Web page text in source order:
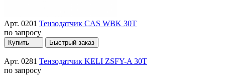
Арт. 0201 Тензодатчик CAS WBK 30T
по запросу
Купить Быстрый заказ
Арт. 0281 Тензодатчик KELI ZSFY-A 30T
по запросу